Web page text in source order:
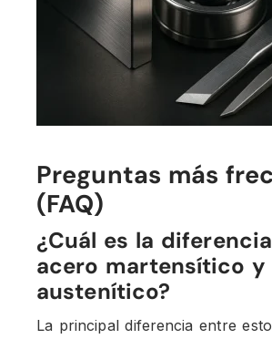
Preguntas más
(FAQ)
¿Cuál es la
acero martensítico y
austenítico?
La principal diferencia entre